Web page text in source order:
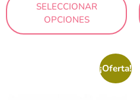
SELECCIONAR
OPCIONES
¡Oferta!